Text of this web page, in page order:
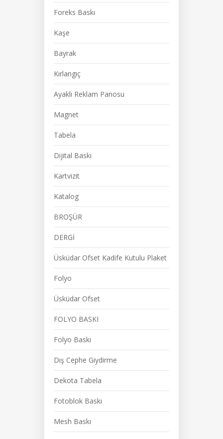
Foreks Baskı
Kaşe
Bayrak
Kırlangıç
Ayaklı Reklam Panosu
Magnet
Tabela
Dijital Baskı
Kartvizit
Katalog
BROŞÜR
DERGİ
Üsküdar Ofset Kadife Kutulu Plaket
Folyo
Üsküdar Ofset
FOLYO BASKI
Folyo Baskı
Dış Cephe Giydirme
Dekota Tabela
Fotoblok Baskı
Mesh Baskı